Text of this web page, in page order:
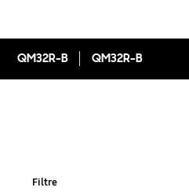
QM32R-B QM32R-B
Filtre